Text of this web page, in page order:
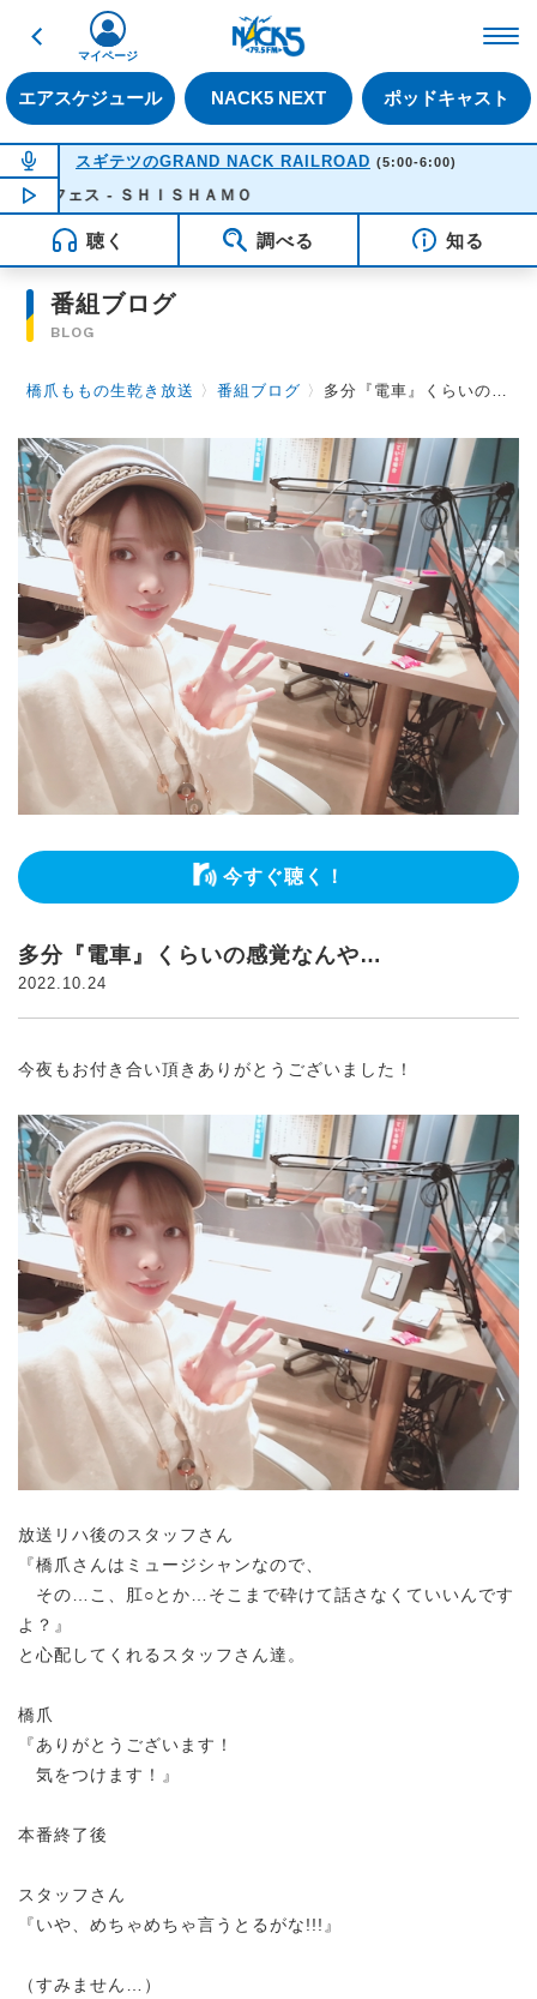
戻る
エアスケジュール NACK5 NEXT ポッドキャスト
マイページ
NOW ON AIR
スギテツのGRAND NACK RAILROAD (5:00-6:00)
NOW PLAYING 05:05
ェス - ＳＨＩＳＨＡＭＯ
聴く 調べる 知る
番組ブログ
BLOG
橋爪ももの生乾き放送 〉番組ブログ 〉 多分『電車』くらいの感覚なんや…
今すぐ聴く！
多分『電車』くらいの感覚なんや…
2022.10.24
今夜もお付き合い頂きありがとうございました！
放送リハ後のスタッフさん
『橋爪さんはミュージシャンなので、
その…こ、肛○とか…そこまで砕けて話さなくていいんです
よ？』
と心配してくれるスタッフさん達。
橋爪
『ありがとうございます！
気をつけます！』
本番終了後
スタッフさん
『いや、めちゃめちゃ言うとるがな!!!』
（すみません…）